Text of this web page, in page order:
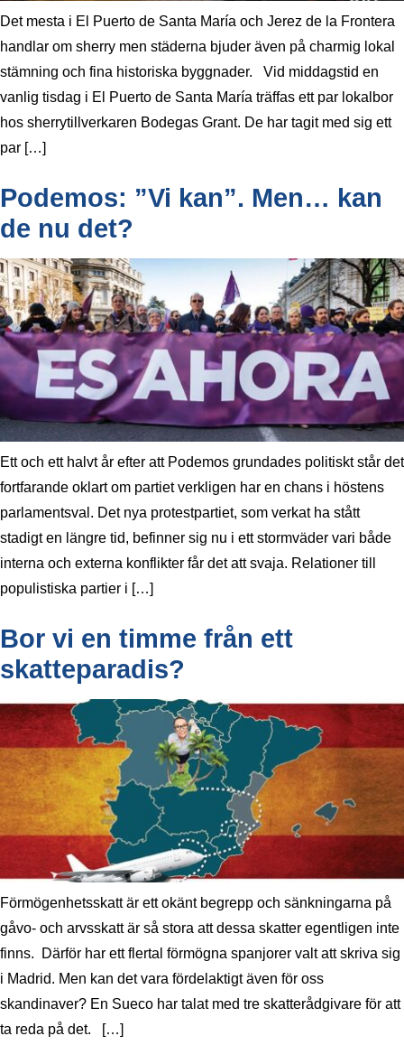
Det mesta i El Puerto de Santa María och Jerez de la Frontera
handlar om sherry men städerna bjuder även på charmig lokal
stämning och fina historiska byggnader. Vid middagstid en
vanlig tisdag i El Puerto de Santa María träffas ett par lokalbor
hos sherrytillverkaren Bodegas Grant. De har tagit med sig ett
par […]
Podemos: ”Vi kan”. Men… kan
de nu det?
Ett och ett halvt år efter att Podemos grundades politiskt står det
fortfarande oklart om partiet verkligen har en chans i höstens
parlamentsval. Det nya protestpartiet, som verkat ha stått
stadigt en längre tid, befinner sig nu i ett stormväder vari både
interna och externa konflikter får det att svaja. Relationer till
populistiska partier i […]
Bor vi en timme från ett
skatteparadis?
Förmögenhetsskatt är ett okänt begrepp och sänkningarna på
gåvo- och arvsskatt är så stora att dessa skatter egentligen inte
finns. Därför har ett flertal förmögna spanjorer valt att skriva sig
i Madrid. Men kan det vara fördelaktigt även för oss
skandinaver? En Sueco har talat med tre skatterådgivare för att
ta reda på det. […]